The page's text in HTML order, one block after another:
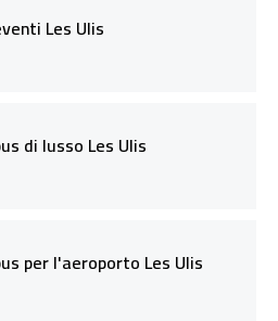
Les Ulis
di lusso Les Ulis
per l'aeroporto Les Ulis